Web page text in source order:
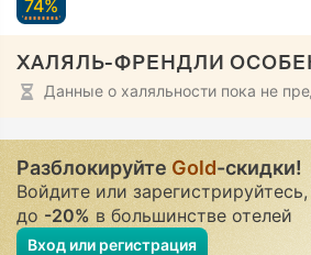
74%
ХАЛЯЛЬ-ФРЕНДЛИ
Данные о халяльности пока не
Разблокируйте Gold-скидки!
Войдите или
до -20% в большинстве отелей
Вход или регистрация